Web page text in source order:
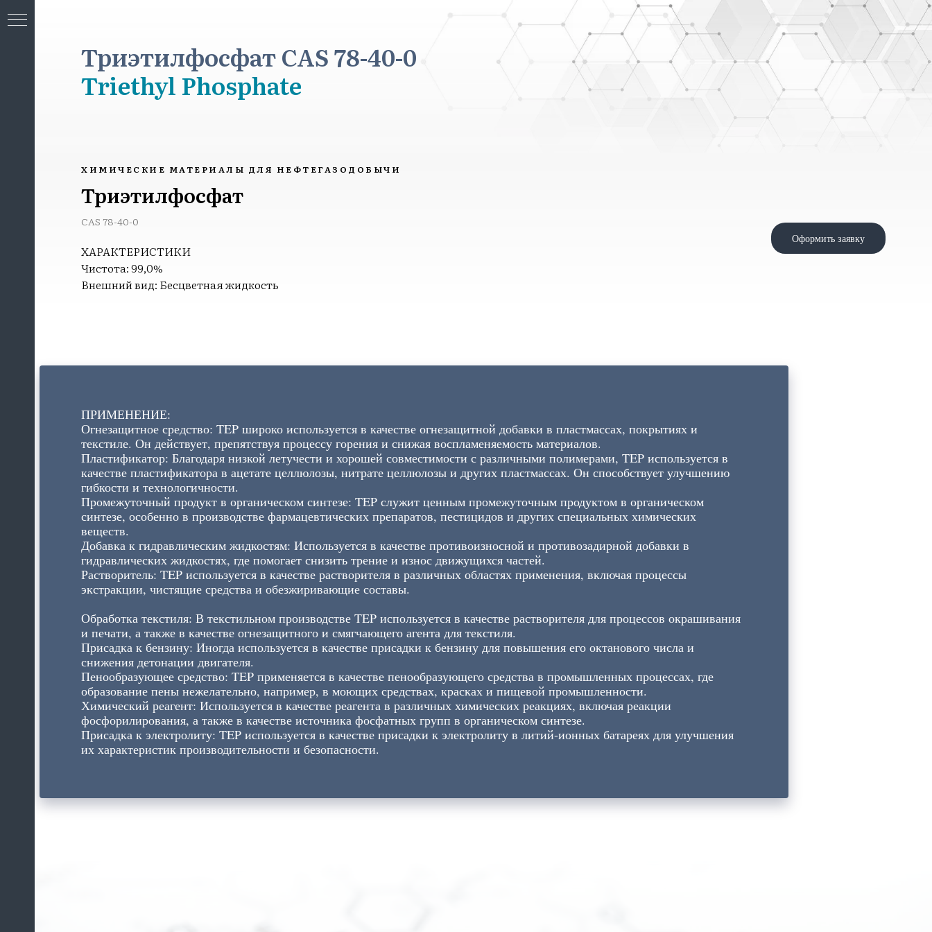
Триэтилфосфат CAS 78-40-0
Triethyl Phosphate
ХИМИЧЕСКИЕ МАТЕРИАЛЫ ДЛЯ НЕФТЕГАЗОДОБЫЧИ
Триэтилфосфат
CAS 78-40-0
ХАРАКТЕРИСТИКИ
Чистота: 99,0%
Внешний вид: Бесцветная жидкость
Оформить заявку
ПРИМЕНЕНИЕ:
Огнезащитное средство: TEP широко используется в качестве огнезащитной добавки в пластмассах, покрытиях и
текстиле. Он действует, препятствуя процессу горения и снижая воспламеняемость материалов.
Пластификатор: Благодаря низкой летучести и хорошей совместимости с различными полимерами, TEP используется в
качестве пластификатора в ацетате целлюлозы, нитрате целлюлозы и других пластмассах. Он способствует улучшению
гибкости и технологичности.
Промежуточный продукт в органическом синтезе: TEP служит ценным промежуточным продуктом в органическом
синтезе, особенно в производстве фармацевтических препаратов, пестицидов и других специальных химических
веществ.
Добавка к гидравлическим жидкостям: Используется в качестве противоизносной и противозадирной добавки в
гидравлических жидкостях, где помогает снизить трение и износ движущихся частей.
Растворитель: TEP используется в качестве растворителя в различных областях применения, включая процессы
экстракции, чистящие средства и обезжиривающие составы.
Обработка текстиля: В текстильном производстве TEP используется в качестве растворителя для процессов окрашивания
и печати, а также в качестве огнезащитного и смягчающего агента для текстиля.
Присадка к бензину: Иногда используется в качестве присадки к бензину для повышения его октанового числа и
снижения детонации двигателя.
Пенообразующее средство: TEP применяется в качестве пенообразующего средства в промышленных процессах, где
образование пены нежелательно, например, в моющих средствах, красках и пищевой промышленности.
Химический реагент: Используется в качестве реагента в различных химических реакциях, включая реакции
фосфорилирования, а также в качестве источника фосфатных групп в органическом синтезе.
Присадка к электролиту: TEP используется в качестве присадки к электролиту в литий-ионных батареях для улучшения
их характеристик производительности и безопасности.